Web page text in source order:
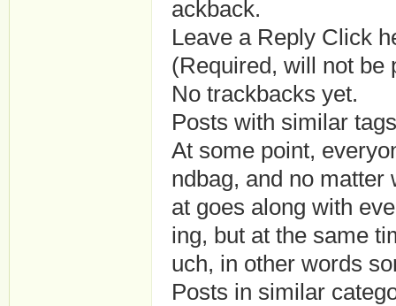
ackback.
Leave a Reply Click
(Required, will not
No trackbacks yet.
Posts with similar
At some point,
ndbag, and no matter
at goes along with
ing, but at the same
uch, in other words
Posts in similar